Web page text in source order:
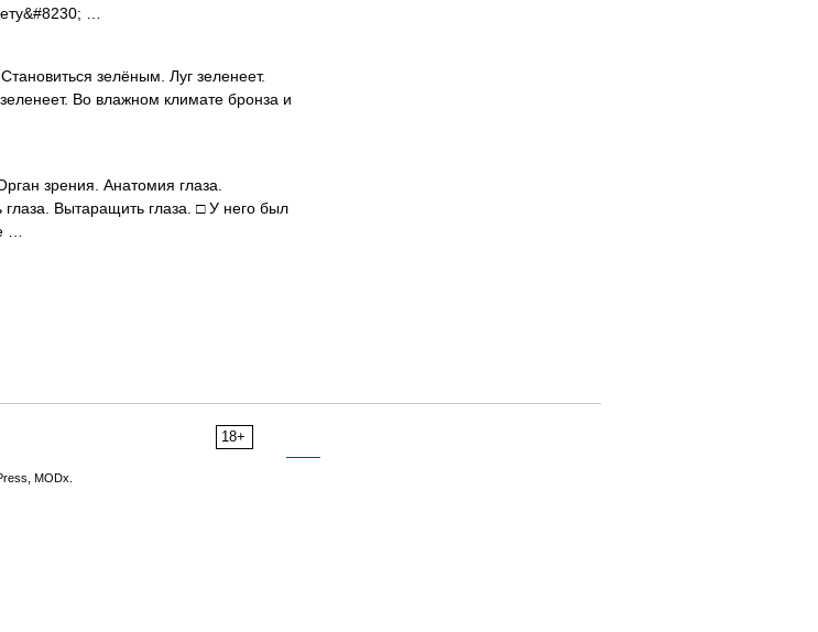
…
зелёным. Луг зеленеет.
Во влажном климате бронза и
зрения. Анатомия глаза.
Вытаращить глаза. □ У него был
…
18+
MODx.